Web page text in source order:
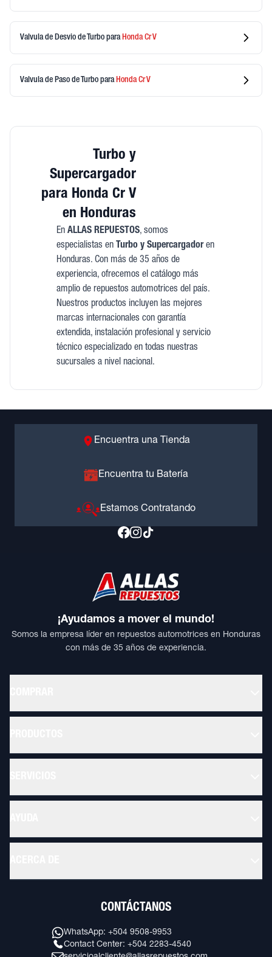
Valvula de Desvio de Turbo para HondaCr V
Valvula de Paso de Turbo para HondaCr V
Turbo y
Supercargador
para Honda Cr V
en Honduras
En ALLAS REPUESTOS, somos
especialistas en Turbo y Supercargadoren
Honduras. Con más de 35 años de
experiencia, ofrecemos el catálogo más
amplio de repuestos automotrices del país.
Nuestros productos incluyen las mejores
marcas internacionales con garantía
extendida, instalación profesional y servicio
técnico especializado en todas nuestras
sucursales a nivel nacional.
Encuentra una Tienda
Encuentra tu Batería
Estamos Contratando
¡Ayudamos a mover el mundo!
Somos la empresa líder en repuestos automotrices en Honduras
con más de 35 años de experiencia.
CONTÁCTANOS
WhatsApp: +504 9508-9953
Contact Center: +504 2283-4540